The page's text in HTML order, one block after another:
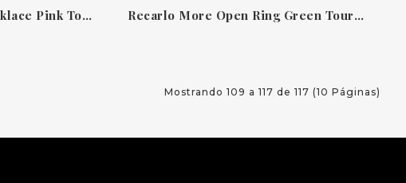
Recarlo More Open Necklace Pink Tourmaline N86RI023/TRR-OS Recarlo More Open Ring Green Tourmaline R86FN018/GTRV
Mostrando 109 a 117 de 117 (10 Páginas)